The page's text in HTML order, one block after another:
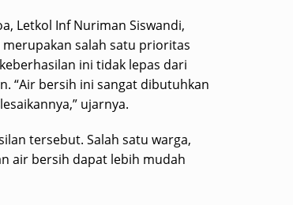
Letkol Inf Nuriman Siswandi,
salah satu prioritas
ini tidak lepas dari
“Air bersih ini sangat dibutuhkan
ujarnya.
tersebut. Salah satu warga,
air bersih dapat lebih mudah